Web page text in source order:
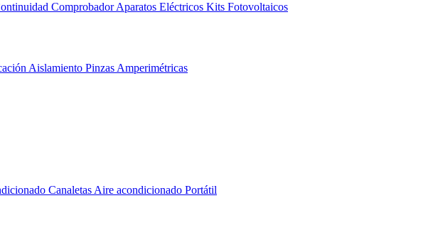
Comprobador Aparatos Eléctricos Kits Fotovoltaicos
Aislamiento Pinzas Amperimétricas
Canaletas Aire acondicionado Portátil